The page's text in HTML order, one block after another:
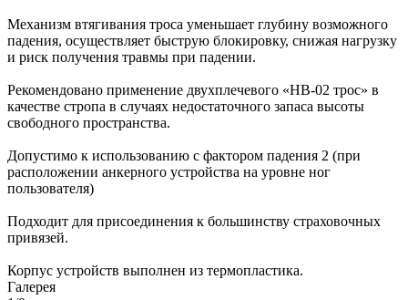
Механизм втягивания троса уменьшает глубину возможного
падения, осуществляет быструю блокировку, снижая нагрузку
и риск получения травмы при падении.
Рекомендовано применение двухплечевого «НВ-02 трос» в
качестве стропа в случаях недостаточного запаса высоты
свободного пространства.
Допустимо к использованию с фактором падения 2 (при
расположении анкерного устройства на уровне ног
пользователя)
Подходит для присоединения к большинству страховочных
привязей.
Корпус устройств выполнен из термопластика.
Галерея